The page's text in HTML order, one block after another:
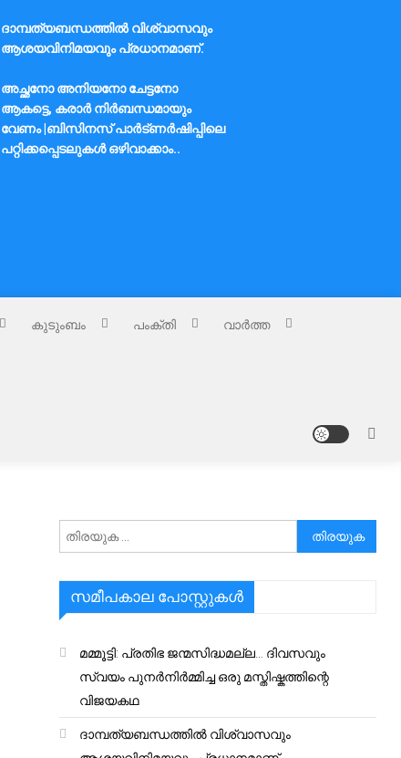
ദാമ്പത്യബന്ധത്തിൽ വിശ്വാസവും
ആശയവിനിമയവും പ്രധാനമാണ്.
അച്ഛനോ അനിയനോ ചേട്ടനോ
ആകട്ടെ, കരാർ നിർബന്ധമായും
വേണം |ബിസിനസ് പാർട്ണർഷിപ്പിലെ
പറ്റിക്കപ്പെടലുകൾ ഒഴിവാക്കാം..
കുടുംബം പംക്തി വാർത്ത
അനേഷിക്കുക
സമീപകാല പോസ്റ്റുകൾ
മമ്മൂട്ടി: പ്രതിഭ ജന്മസിദ്ധമല്ല… ദിവസവും
സ്വയം പുനർനിർമ്മിച്ച ഒരു മസ്തിഷ്കത്തിന്റെ
വിജയകഥ
ദാമ്പത്യബന്ധത്തിൽ വിശ്വാസവും